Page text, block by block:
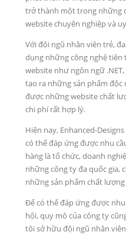
trở thành một trong những
website chuyên nghiệp và
Với đội ngũ nhân viên trẻ,
dụng những công nghệ
website như ngôn ngữ .NET,
tạo ra những sản phẩm
được những website chất
chi phí rất hợp lý.
Hiện nay, Enhanced-
có thể đáp ứng được nhu
hàng là tổ chức, doanh
những công ty đa quốc gia,
những sản phẩm chất
Để có thể đáp ứng được
hội, quy mô của công ty
tôi sở hữu đội ngũ nhân